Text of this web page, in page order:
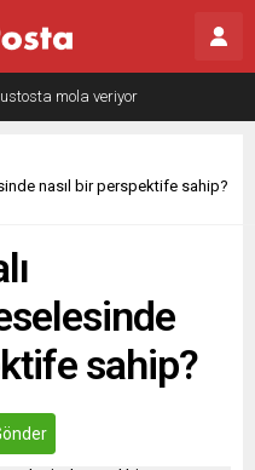
kontrol mü, kolonializm mi?
nasıl bir perspektife sahip?
sahip?